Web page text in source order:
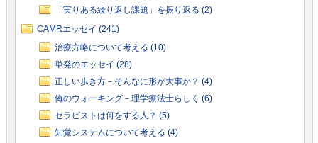
「実りある繰り返し課題」を振り返る (2)
CAMRエッセイ (241)
治療方略について考える (10)
単発のエッセイ (28)
正しい歩き方－そんなに形が大事か？ (4)
俺のウォーキング－理学療法士らしく (6)
セラピストは何をする人？ (5)
知覚システムについて考える (4)